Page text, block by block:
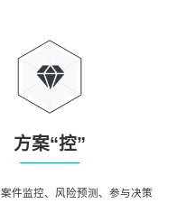
方案“控”
件监控、风险预测、参与决策